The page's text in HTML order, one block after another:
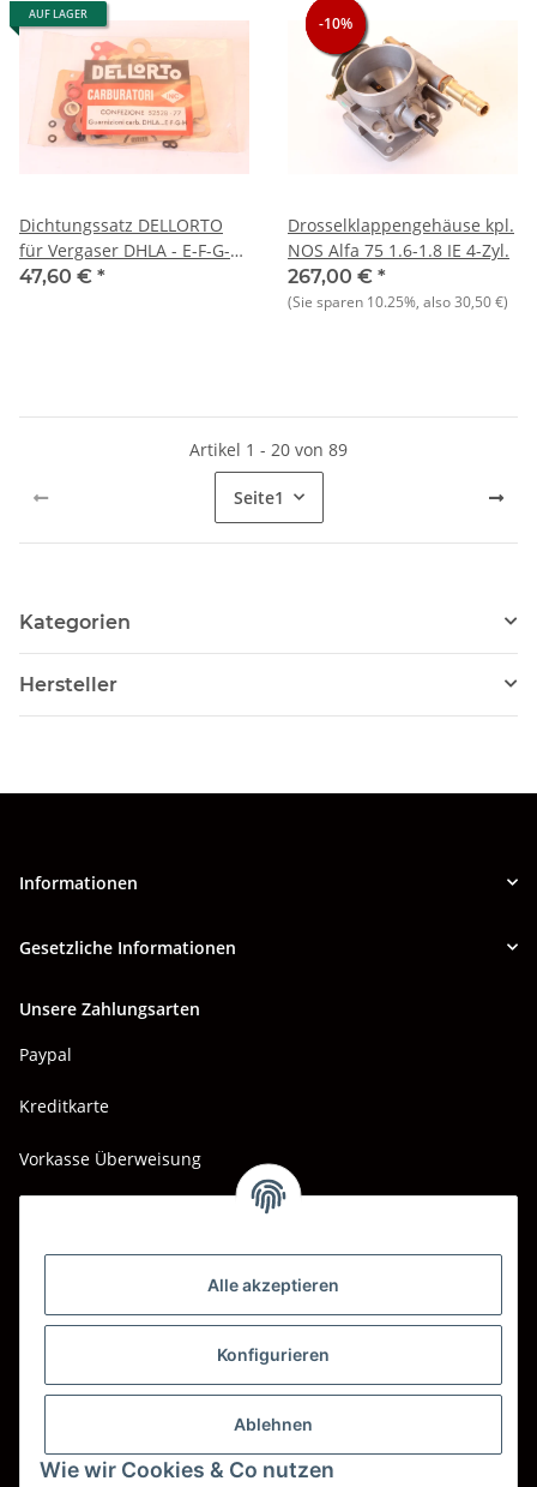
Alle akzeptieren
Konfigurieren
Ablehnen
Wie wir Cookies & Co nutzen
AUF LAGER
Dichtungssatz DELLORTO
für Vergaser DHLA - E-F-G-H
ohne Membrane für
47,60 € *
-10%
-10%
-10%
Drosselklappengehäuse kpl.
NOS Alfa 75 1.6-1.8 IE 4-Zyl.
267,00 € *
(Sie sparen 10.25%, also30,50 €)
Artikel 1 - 20 von 89
Seite1
Kategorien
Hersteller
Informationen
Gesetzliche Informationen
Unsere Zahlungsarten
Paypal
Kreditkarte
Vorkasse Überweisung
Wir versenden mit
Spedition BTG